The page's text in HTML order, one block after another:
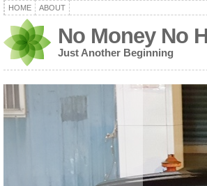
HOME ABOUT
No Money No
Just Another Beginning